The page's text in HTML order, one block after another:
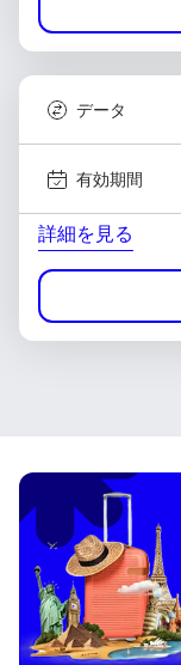
データ
有効期間
詳細を見る